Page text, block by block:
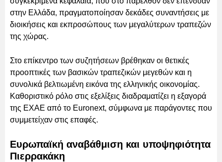
στην Ελλάδα, πραγματοποίησαν δεκάδες συναντήσεις με
διοικήσεις και εκπροσώπους των μεγαλύτερων τραπεζών
της χώρας.
Στο επίκεντρο των συζητήσεων βρέθηκαν οι θετικές
προοπτικές των βασικών τραπεζικών μεγεθών και η
συνολικά βελτιωμένη εικόνα της ελληνικής οικονομίας.
Καθοριστικό ρόλο στις εξελίξεις διαδραματίζει η εξαγορά
της ΕΧΑΕ από το Euronext, σύμφωνα με παράγοντες που
συμμετείχαν στις επαφές.
Ευρωπαϊκή αναβάθμιση και υποψηφιότητα
Πιερρακάκη